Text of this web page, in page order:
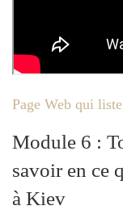
Page Web qui
Module 6 :
savoir en ce
à Kiev